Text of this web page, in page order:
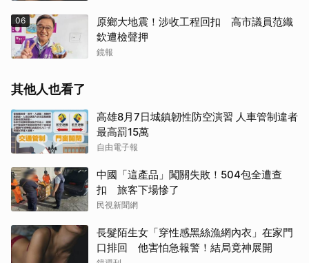
06
原鄉大地震！涉收工程回扣 高市議員范織
欽遭檢聲押
鏡報
其他人也看了
高雄8月7日城鎮韌性防空演習 人車管制違者
最高罰15萬
自由電子報
中國「這產品」闖關失敗！504包全遭查
扣 旅客下場慘了
民視新聞網
長髮陌生女「穿性感黑絲漁網內衣」在家門
口排回 他害怕急報警！結局竟神展開